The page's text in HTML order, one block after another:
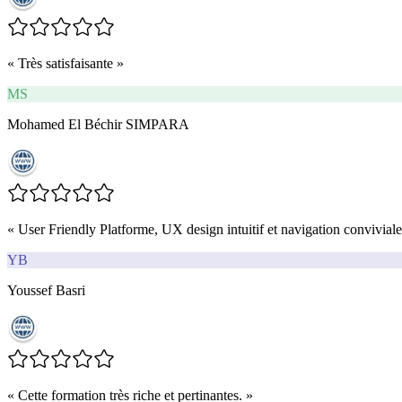
« Très satisfaisante »
MS
Mohamed El Béchir SIMPARA
« User Friendly Platforme, UX design intuitif et navigation
YB
Youssef Basri
« Cette formation très riche et pertinantes. »